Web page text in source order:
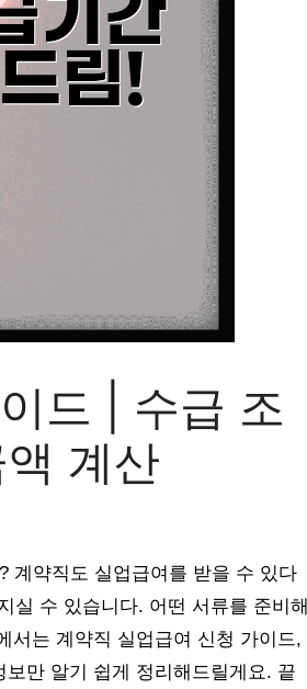
드 | 수급 조
계산
계약직도 실업급여를 받을 수 있다
실 수 있습니다. 어떤 서류를 준비해
서는 계약직 실업급여 신청 가이드,
만 알기 쉽게 정리해드릴게요. 끝